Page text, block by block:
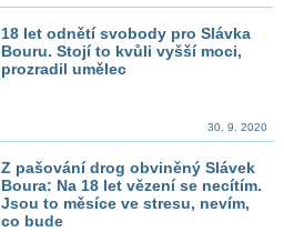
18 let odnětí svobody pro Slávka
Bouru. Stojí to kvůli vyšší moci,
prozradil umělec
30. 9. 2020
Z pašování drog obviněný Slávek
Boura: Na 18 let vězení se necítím.
Jsou to měsíce ve stresu, nevím,
co bude